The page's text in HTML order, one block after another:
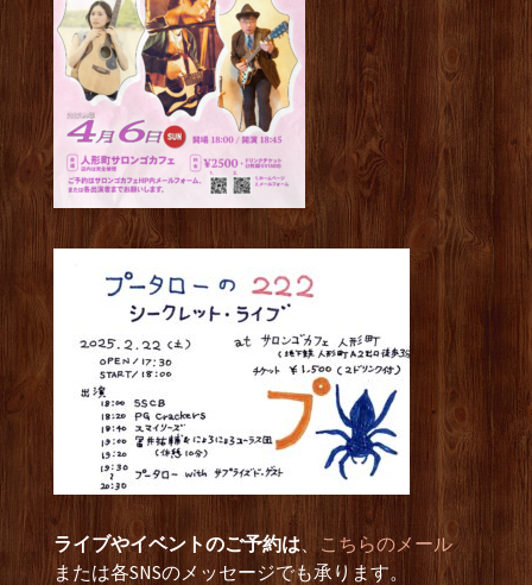
ライブやイベントのご予約は、 こちらのメール
または各SNSのメッセージでも承ります。